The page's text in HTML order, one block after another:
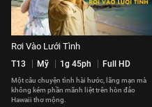
Rơi Vào Lưới Tình
T13 Mỹ 1g 45ph Full HD
Một câu chuyện tình hài hước, lãng mạn mà
không kém phần mãnh liệt trên hòn đảo
Hawaii thơ mộng.